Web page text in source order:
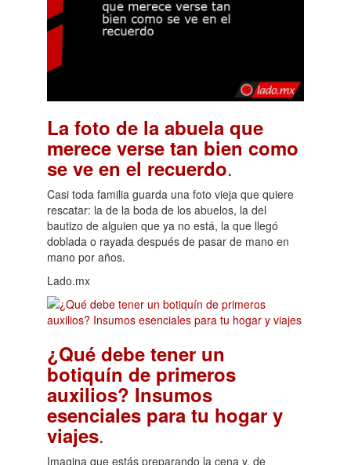
La foto de la abuela que
merece verse tan bien como
se ve en el recuerdo.
Casi toda familia guarda una foto vieja que quiere
rescatar: la de la boda de los abuelos, la del
bautizo de alguien que ya no está, la que llegó
doblada o rayada después de pasar de mano en
mano por años.
Lado.mx
¿Qué debe tener un
botiquín de primeros
auxilios? Insumos
esenciales para tu hogar y
viajes.
Imagina que estás preparando la cena y, de